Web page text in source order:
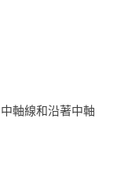
軸線和沿著中軸